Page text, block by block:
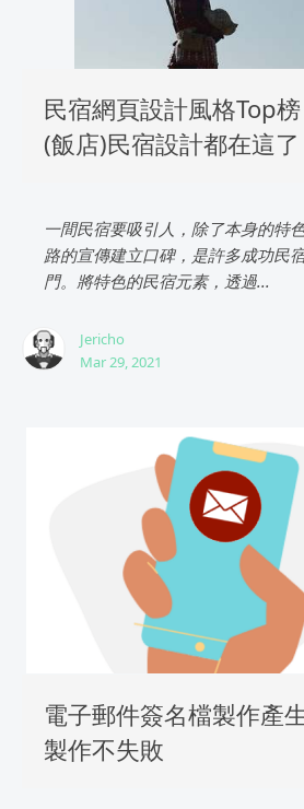
民宿網頁設計風格Top
(飯店)民宿設計都在這了
一間民宿要吸引人，除了本身的特
路的宣傳建立口碑，是許多成功民
門。將特色的民宿元素，透過...
Jericho
Mar 29, 2021
電子郵件簽名檔製作產
製作不失敗